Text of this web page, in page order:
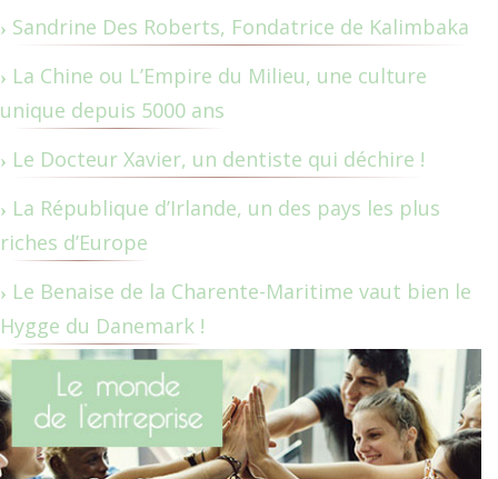
Sandrine Des Roberts, Fondatrice de Kalimbaka
La Chine ou L’Empire du Milieu, une culture
unique depuis 5000 ans
Le Docteur Xavier, un dentiste qui déchire !
La République d’Irlande, un des pays les plus
riches d’Europe
Le Benaise de la Charente-Maritime vaut bien le
Hygge du Danemark !